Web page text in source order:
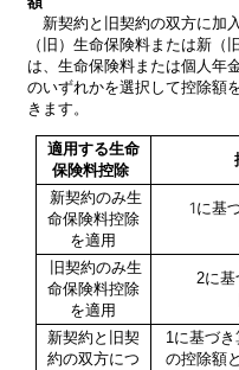
新契約と旧契約の双方に加
（旧）生命保険料または新（
は、生命保険料または個人年
のいずれかを選択して控除額
きます。
適用する生命
保険料控除
新契約のみ生
命保険料控除
を適用
1に基
旧契約のみ生
命保険料控除
を適用
2に基
新契約と旧契
約の双方につ
1に基づ
の控除額